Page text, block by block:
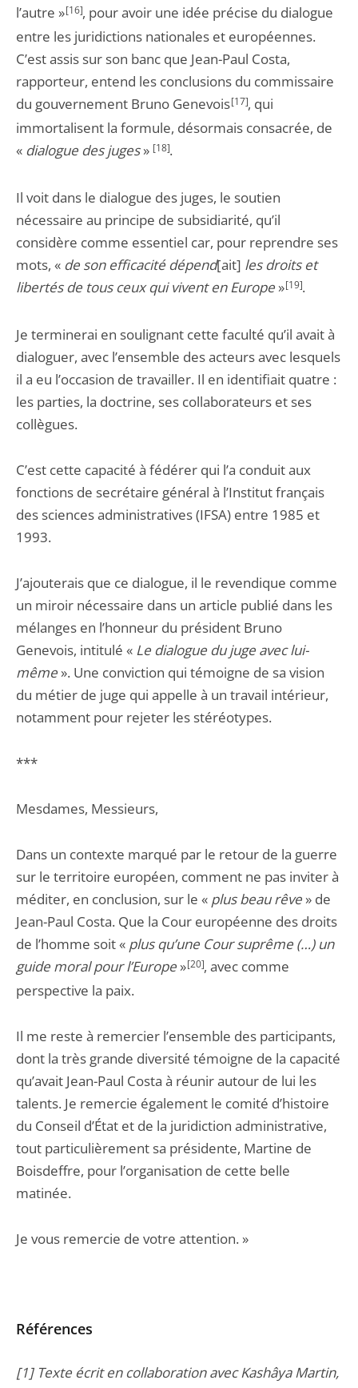
l’autre »[16], pour avoir une idée précise du dialogue
entre les juridictions nationales et européennes.
C’est assis sur son banc que Jean-Paul Costa,
rapporteur, entend les conclusions du commissaire
du gouvernement Bruno Genevois[17], qui
immortalisent la formule, désormais consacrée, de
« dialogue des juges» [18].
Il voit dans le dialogue des juges, le soutien
nécessaire au principe de subsidiarité, qu’il
considère comme essentiel car, pour reprendre ses
mots, « de son efficacité dépend[ait] les droits et
libertés de tous ceux qui vivent en Europe »[19].
Je terminerai en soulignant cette faculté qu’il avait à
dialoguer, avec l’ensemble des acteurs avec lesquels
il a eu l’occasion de travailler. Il en identifiait quatre :
les parties, la doctrine, ses collaborateurs et ses
collègues.
C’est cette capacité à fédérer qui l’a conduit aux
fonctions de secrétaire général à l’Institut français
des sciences administratives (IFSA) entre 1985 et
1993.
J’ajouterais que ce dialogue, il le revendique comme
un miroir nécessaire dans un article publié dans les
mélanges en l’honneur du président Bruno
Genevois, intitulé « Le dialogue du juge avec lui-
même ». Une conviction qui témoigne de sa vision
du métier de juge qui appelle à un travail intérieur,
notamment pour rejeter les stéréotypes.
***
Mesdames, Messieurs,
Dans un contexte marqué par le retour de la guerre
sur le territoire européen, comment ne pas inviter à
méditer, en conclusion, sur le « plus beau rêve » de
Jean-Paul Costa. Que la Cour européenne des droits
de l’homme soit « plus qu’une Cour suprême (…) un
guide moral pour l’Europe »[20], avec comme
perspective la paix.
Il me reste à remercier l’ensemble des participants,
dont la très grande diversité témoigne de la capacité
qu’avait Jean-Paul Costa à réunir autour de lui les
talents. Je remercie également le comité d’histoire
du Conseil d’État et de la juridiction administrative,
tout particulièrement sa présidente, Martine de
Boisdeffre, pour l’organisation de cette belle
matinée.
Je vous remercie de votre attention. »
Références
[1] Texte écrit en collaboration avec Kashâya Martin,